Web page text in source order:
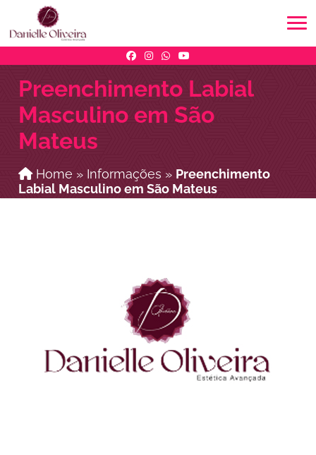
Preenchimento Labial
Masculino em São
Mateus
Home » Informações » Preenchimento
Labial Masculino em São Mateus